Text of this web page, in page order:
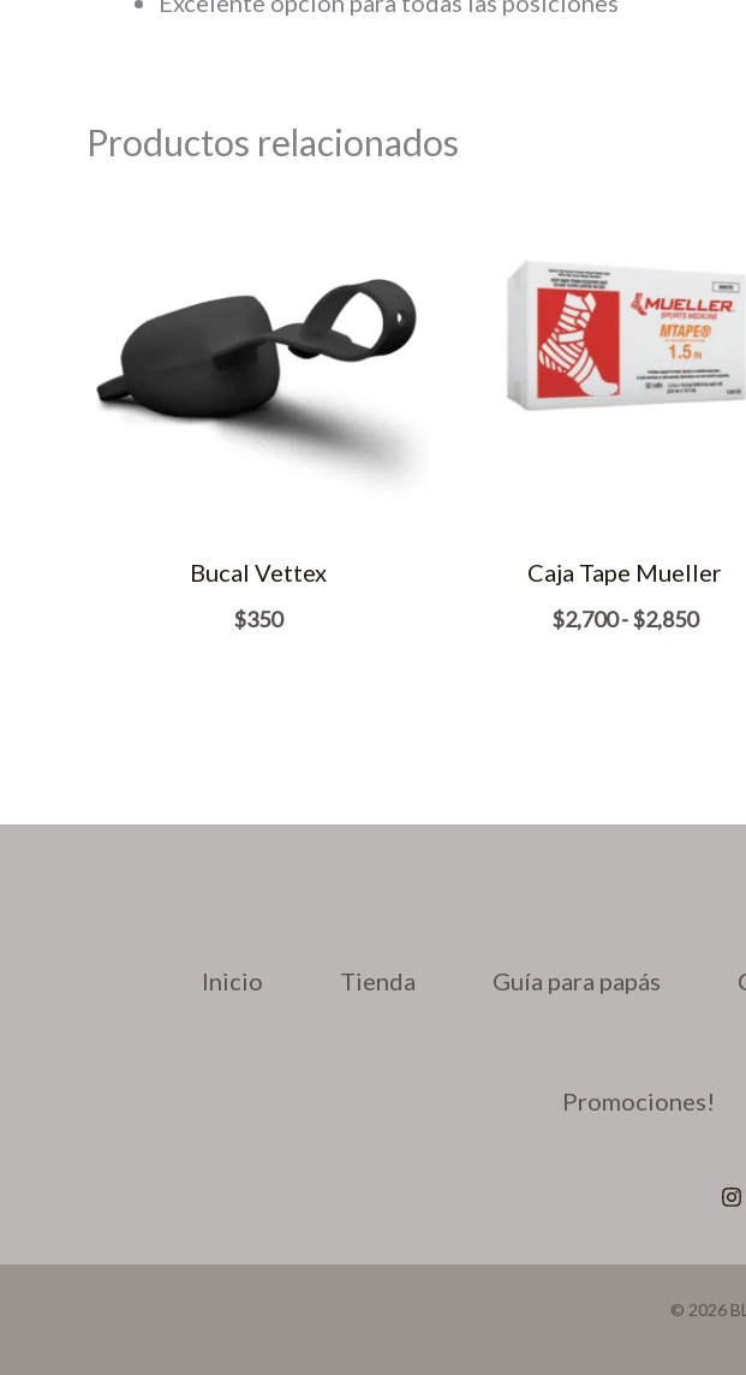
Productos relacionados
Bucal Vettex
$350
Caja Tape Mueller
$2,700 - $2,850Rango
Inicio Tienda Guía para papás
Promociones!
© 2026